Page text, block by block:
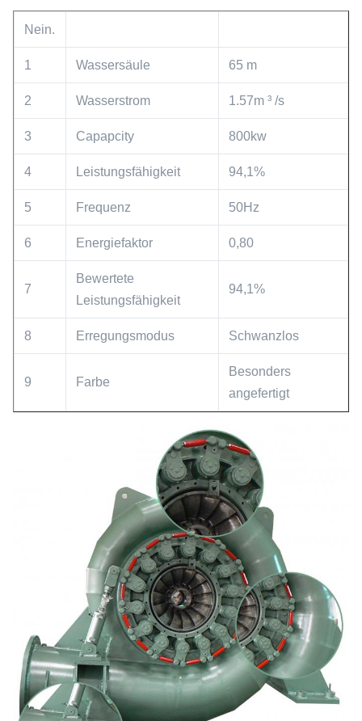
Nein.
1 Wassersäule 65 m
2 Wasserstrom 1.57m ³ /s
3 Capapcity 800kw
4 Leistungsfähigkeit 94,1%
5 Frequenz 50Hz
6 Energiefaktor 0,80
7
Bewertete
Leistungsfähigkeit
94,1%
8 Erregungsmodus Schwanzlos
9 Farbe
Besonders
angefertigt